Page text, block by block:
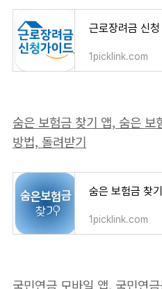
1picklink.com
숨은 보험금 찾기 앱, 숨은
방법, 돌려받기
1picklink.com
국민연금 모바일 앱, 국민연